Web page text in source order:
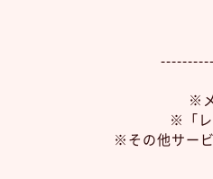
※
※「レ
※その他サー